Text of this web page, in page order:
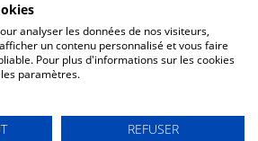
de co-
analyser les données de nos visiteurs,
un contenu personnalisé et vous faire
Pour plus d'informations sur les cookies
paramètres.
REFUSER